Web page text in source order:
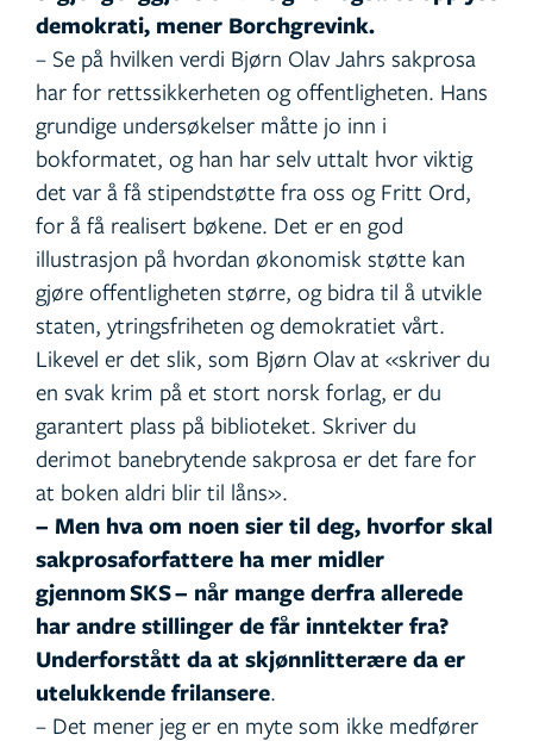
demokrati, mener Borchgrevink.
– Se på hvilken verdi Bjørn Olav Jahrs sakprosa
har for rettssikkerheten og offentligheten. Hans
grundige undersøkelser måtte jo inn i
bokformatet, og han har selv uttalt hvor viktig
det var å få stipendstøtte fra oss og Fritt Ord,
for å få realisert bøkene. Det er en god
illustrasjon på hvordan økonomisk støtte kan
gjøre offentligheten større, og bidra til å utvikle
staten, ytringsfriheten og demokratiet vårt.
Likevel er det slik, som Bjørn Olav at «skriver du
en svak krim på et stort norsk forlag, er du
garantert plass på biblioteket. Skriver du
derimot banebrytende sakprosa er det fare for
at boken aldri blir til låns».
– Men hva om noen sier til deg, hvorfor skal
sakprosaforfattere ha mer midler
gjennomSKS– når mange derfra allerede
har andre stillinger de får inntekter fra?
Underforstått da at skjønnlitterære da er
utelukkende frilansere.
– Det mener jeg er en myte som ikke medfører